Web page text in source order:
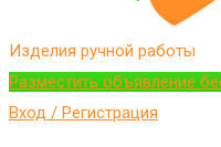
Изделия ручной работы
Разместить объявление
Вход / Регистрация